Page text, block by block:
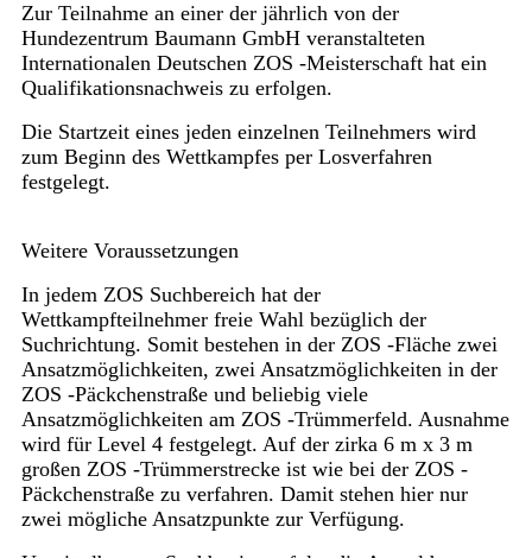
Zur Teilnahme an einer der jährlich von der
Hundezentrum Baumann GmbH veranstalteten
Internationalen Deutschen ZOS -Meisterschaft hat ein
Qualifikationsnachweis zu erfolgen.
Die Startzeit eines jeden einzelnen Teilnehmers wird
zum Beginn des Wettkampfes per Losverfahren
festgelegt.
Weitere Voraussetzungen
In jedem ZOS Suchbereich hat der
Wettkampfteilnehmer freie Wahl bezüglich der
Suchrichtung. Somit bestehen in der ZOS -Fläche zwei
Ansatzmöglichkeiten, zwei Ansatzmöglichkeiten in der
ZOS -Päckchenstraße und beliebig viele
Ansatzmöglichkeiten am ZOS -Trümmerfeld. Ausnahme
wird für Level 4 festgelegt. Auf der zirka 6 m x 3 m
großen ZOS -Trümmerstrecke ist wie bei der ZOS -
Päckchenstraße zu verfahren. Damit stehen hier nur
zwei mögliche Ansatzpunkte zur Verfügung.